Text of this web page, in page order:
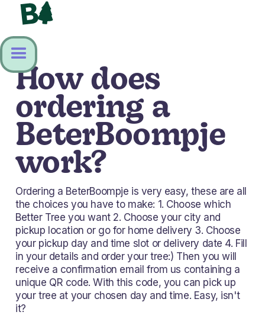
How does
ordering a
BeterBoompje
work?
Ordering a BeterBoompje is very easy, these are all
the choices you have to make: 1. Choose which
Better Tree you want 2. Choose your city and
pickup location or go for home delivery 3. Choose
your pickup day and time slot or delivery date 4. Fill
in your details and order your tree:) Then you will
receive a confirmation email from us containing a
unique QR code. With this code, you can pick up
your tree at your chosen day and time. Easy, isn't
it?